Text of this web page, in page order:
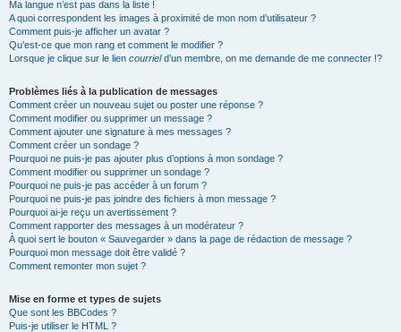
Ma langue n’est pas dans la liste !
A quoi correspondent les images à proximité de mon nom d’utilisateur ?
Comment puis-je afficher un avatar ?
Qu’est-ce que mon rang et comment le modifier ?
Lorsque je clique sur le lien courrield’un membre, on me demande de me connecter !?
Problèmes liés à la publication de messages
Comment créer un nouveau sujet ou poster une réponse ?
Comment modifier ou supprimer un message ?
Comment ajouter une signature à mes messages ?
Comment créer un sondage ?
Pourquoi ne puis-je pas ajouter plus d’options à mon sondage ?
Comment modifier ou supprimer un sondage ?
Pourquoi ne puis-je pas accéder à un forum ?
Pourquoi ne puis-je pas joindre des fichiers à mon message ?
Pourquoi ai-je reçu un avertissement ?
Comment rapporter des messages à un modérateur ?
À quoi sert le bouton « Sauvegarder » dans la page de rédaction de message ?
Pourquoi mon message doit être validé ?
Comment remonter mon sujet ?
Mise en forme et types de sujets
Que sont les BBCodes ?
Puis-je utiliser le HTML ?